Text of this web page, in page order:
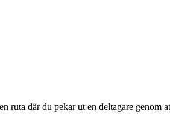
ruta där du pekar ut en deltagare genom